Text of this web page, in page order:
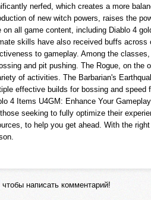
nerfed, which creates a more
of new witch powers, raises the
on all game content, including Diablo 4
skills have also received buffs
to gameplay. Among the
and pit pushing. The Rogue, on the
of activities. The Barbarian's
effective builds for bossing and
4 Items U4GM: Enhance Your
seeking to fully optimize their
to help you get ahead. With the
чтобы написать комментарий!